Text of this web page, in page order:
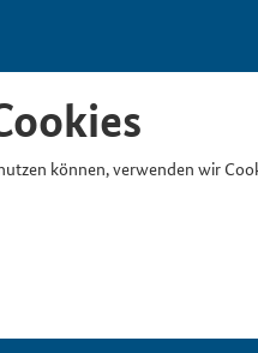
können, verwenden wir